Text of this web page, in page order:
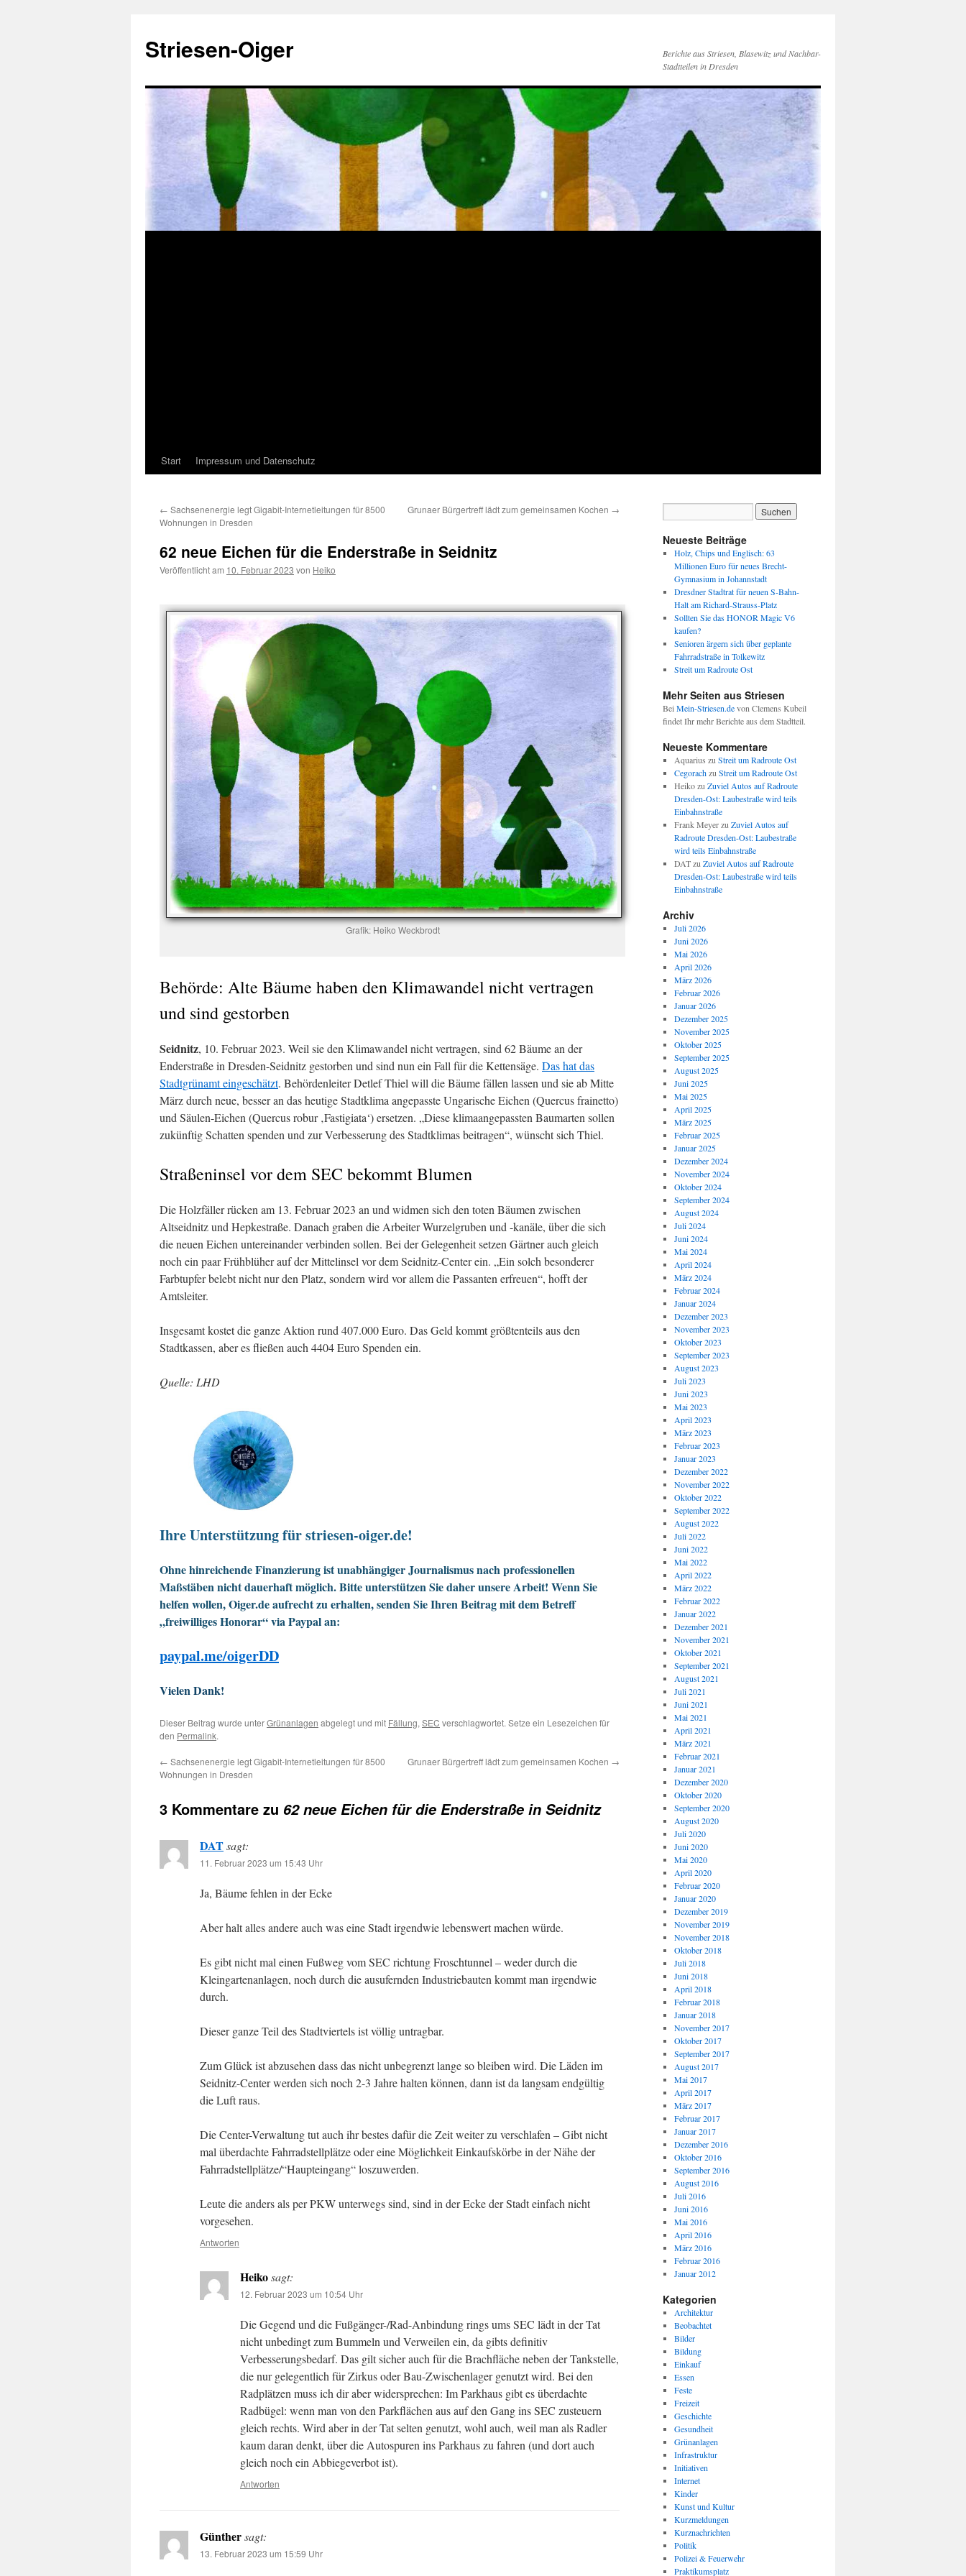
springen
Striesen-Oiger
Berichte aus Striesen, Blasewitz und Nachbar-
Stadtteilen in Dresden
Start Impressum und Datenschutz
← Sachsenenergie legt Gigabit-Internetleitungen für 8500
Wohnungen in Dresden
Grunaer Bürgertreff lädt zum gemeinsamen Kochen →
62 neue Eichen für die Enderstraße in Seidnitz
Veröffentlicht am 10. Februar 2023 von Heiko
Grafik: Heiko Weckbrodt
Behörde: Alte Bäume haben den Klimawandel nicht vertragen
und sind gestorben
Seidnitz, 10. Februar 2023. Weil sie den Klimawandel nicht vertragen, sind 62 Bäume an der
Enderstraße in Dresden-Seidnitz gestorben und sind nun ein Fall für die Kettensäge. Das hat das
Stadtgrünamt eingeschätzt. Behördenleiter Detlef Thiel will die Bäume fällen lassen und sie ab Mitte
März durch neue, besser an das heutige Stadtklima angepasste Ungarische Eichen (Quercus frainetto)
und Säulen-Eichen (Quercus robur ‚Fastigiata‘) ersetzen. „Diese klimaangepassten Baumarten sollen
zukünftig Schatten spenden und zur Verbesserung des Stadtklimas beitragen“, wünscht sich Thiel.
Straßeninsel vor dem SEC bekommt Blumen
Die Holzfäller rücken am 13. Februar 2023 an und widmen sich den toten Bäumen zwischen
Altseidnitz und Hepkestraße. Danach graben die Arbeiter Wurzelgruben und -kanäle, über die sich
die neuen Eichen untereinander verbinden sollen. Bei der Gelegenheit setzen Gärtner auch gleich
noch ein paar Frühblüher auf der Mittelinsel vor dem Seidnitz-Center ein. „Ein solch besonderer
Farbtupfer belebt nicht nur den Platz, sondern wird vor allem die Passanten erfreuen“, hofft der
Amtsleiter.
Insgesamt kostet die ganze Aktion rund 407.000 Euro. Das Geld kommt größtenteils aus den
Stadtkassen, aber es fließen auch 4404 Euro Spenden ein.
Quelle: LHD
Ihre Unterstützung für striesen-oiger.de!
Ohne hinreichende Finanzierung ist unabhängiger Journalismus nach professionellen
Maßstäben nicht dauerhaft möglich. Bitte unterstützen Sie daher unsere Arbeit! Wenn Sie
helfen wollen, Oiger.de aufrecht zu erhalten, senden Sie Ihren Beitrag mit dem Betreff
„freiwilliges Honorar“ via Paypal an:
paypal.me/oigerDD
Vielen Dank!
Dieser Beitrag wurde unterGrünanlagen abgelegt und mit Fällung, SEC verschlagwortet. Setze ein Lesezeichen für
den Permalink.
← Sachsenenergie legt Gigabit-Internetleitungen für 8500
Wohnungen in Dresden
Grunaer Bürgertreff lädt zum gemeinsamen Kochen →
3 Kommentare zu 62 neue Eichen für die Enderstraße in Seidnitz
DATsagt:
11. Februar 2023 um 15:43 Uhr
Ja, Bäume fehlen in der Ecke
Aber halt alles andere auch was eine Stadt irgendwie lebenswert machen würde.
Es gibt nicht mal einen Fußweg vom SEC richtung Froschtunnel – weder durch die
Kleingartenanlagen, noch durch die ausufernden Industriebauten kommt man irgendwie
durch.
Dieser ganze Teil des Stadtviertels ist völlig untragbar.
Zum Glück ist abzusehen dass das nicht unbegrenzt lange so bleiben wird. Die Läden im
Seidnitz-Center werden sich noch 2-3 Jahre halten können, dann ist da langsam endgültig
die Luft raus.
Die Center-Verwaltung tut auch ihr bestes dafür die Zeit weiter zu verschlafen – Gibt nicht
mal überdachte Fahrradstellplätze oder eine Möglichkeit Einkaufskörbe in der Nähe der
Fahrradstellplätze/“Haupteingang“ loszuwerden.
Leute die anders als per PKW unterwegs sind, sind in der Ecke der Stadt einfach nicht
vorgesehen.
Antworten
Heikosagt:
12. Februar 2023 um 10:54 Uhr
Die Gegend und die Fußgänger-/Rad-Anbindung rings ums SEC lädt in der Tat
nicht unbedingt zum Bummeln und Verweilen ein, da gibts definitiv
Verbesserungsbedarf. Das gilt sicher auch für die Brachfläche neben der Tankstelle,
die nur gelegentlich für Zirkus oder Bau-Zwischenlager genutzt wird. Bei den
Radplätzen muss ich dir aber widersprechen: Im Parkhaus gibt es überdachte
Radbügel: wenn man von den Parkflächen aus auf den Gang ins SEC zusteuern
gleich rechts. Wird aber in der Tat selten genutzt, wohl auch, weil man als Radler
kaum daran denkt, über die Autospuren ins Parkhaus zu fahren (und dort auch
gleich noch ein Abbiegeverbot ist).
Antworten
Günthersagt:
13. Februar 2023 um 15:59 Uhr
Neueste Beiträge
Holz, Chips und Englisch: 63
Millionen Euro für neues Brecht-
Gymnasium in Johannstadt
Dresdner Stadtrat für neuen S-Bahn-
Halt am Richard-Strauss-Platz
Sollten Sie das HONOR Magic V6
kaufen?
Senioren ärgern sich über geplante
Fahrradstraße in Tolkewitz
Streit um Radroute Ost
Mehr Seiten aus Striesen
Bei Mein-Striesen.devon Clemens Kubeil
findet Ihr mehr Berichte aus dem Stadtteil.
Neueste Kommentare
Aquarius zu Streit um Radroute Ost
Cegorachzu Streit um Radroute Ost
Heikozu Zuviel Autos auf Radroute
Dresden-Ost: Laubestraße wird teils
Einbahnstraße
Frank Meyerzu Zuviel Autos auf
Radroute Dresden-Ost: Laubestraße
wird teils Einbahnstraße
DATzu Zuviel Autos auf Radroute
Dresden-Ost: Laubestraße wird teils
Einbahnstraße
Archiv
Juli 2026
Juni 2026
Mai 2026
April 2026
März 2026
Februar 2026
Januar 2026
Dezember 2025
November 2025
Oktober 2025
September 2025
August 2025
Juni 2025
Mai 2025
April 2025
März 2025
Februar 2025
Januar 2025
Dezember 2024
November 2024
Oktober 2024
September 2024
August 2024
Juli 2024
Juni 2024
Mai 2024
April 2024
März 2024
Februar 2024
Januar 2024
Dezember 2023
November 2023
Oktober 2023
September 2023
August 2023
Juli 2023
Juni 2023
Mai 2023
April 2023
März 2023
Februar 2023
Januar 2023
Dezember 2022
November 2022
Oktober 2022
September 2022
August 2022
Juli 2022
Juni 2022
Mai 2022
April 2022
März 2022
Februar 2022
Januar 2022
Dezember 2021
November 2021
Oktober 2021
September 2021
August 2021
Juli 2021
Juni 2021
Mai 2021
April 2021
März 2021
Februar 2021
Januar 2021
Dezember 2020
Oktober 2020
September 2020
August 2020
Juli 2020
Juni 2020
Mai 2020
April 2020
Februar 2020
Januar 2020
Dezember 2019
November 2019
November 2018
Oktober 2018
Juli 2018
Juni 2018
April 2018
Februar 2018
Januar 2018
November 2017
Oktober 2017
September 2017
August 2017
Mai 2017
April 2017
März 2017
Februar 2017
Januar 2017
Dezember 2016
Oktober 2016
September 2016
August 2016
Juli 2016
Juni 2016
Mai 2016
April 2016
März 2016
Februar 2016
Januar 2012
Kategorien
Architektur
Beobachtet
Bilder
Bildung
Einkauf
Essen
Feste
Freizeit
Geschichte
Gesundheit
Grünanlagen
Infrastruktur
Initiativen
Internet
Kinder
Kunst und Kultur
Kurzmeldungen
Kurznachrichten
Politik
Polizei & Feuerwehr
Praktikumsplatz